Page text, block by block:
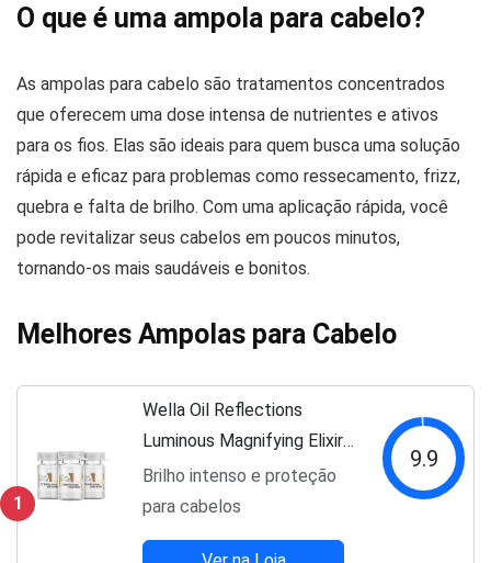
O que é uma ampola para cabelo?
As ampolas para cabelo são tratamentos concentrados
que oferecem uma dose intensa de nutrientes e ativos
para os fios. Elas são ideais para quem busca uma solução
rápida e eficaz para problemas como ressecamento, frizz,
quebra e falta de brilho. Com uma aplicação rápida, você
pode revitalizar seus cabelos em poucos minutos,
tornando-os mais saudáveis e bonitos.
Melhores Ampolas para Cabelo
1
Wella Oil Reflections
Luminous Magnifying Elixir
Sérum - Ampola 3x6ml
Brilho intenso e proteção
para cabelos
9.9